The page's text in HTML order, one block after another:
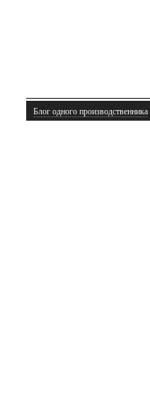
Блог одного производственника